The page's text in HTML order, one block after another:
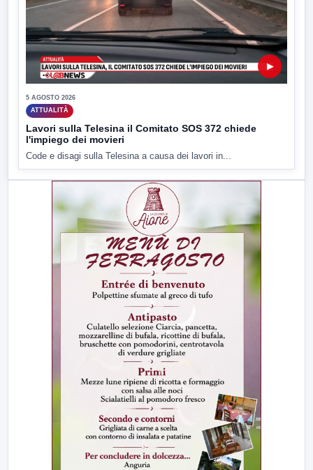
▶
5 AGOSTO 2026
ATTUALITÀ
Lavori sulla Telesina il Comitato SOS 372 chiede
l'impiego dei movieri
Code e disagi sulla Telesina a causa dei lavori in...